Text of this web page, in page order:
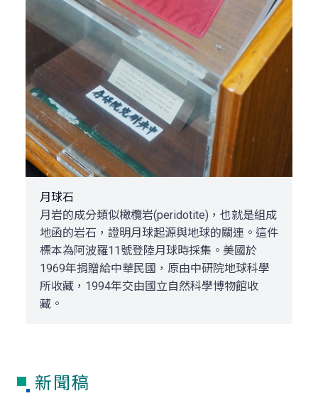
月球石
月岩的成分類似橄欖岩(peridotite)，也就是組成
地函的岩石，證明月球起源與地球的關連。這件
標本為阿波羅11號登陸月球時採集。美國於
1969年捐贈給中華民國，原由中研院地球科學
所收藏，1994年交由國立自然科學博物館收
藏。
新聞稿